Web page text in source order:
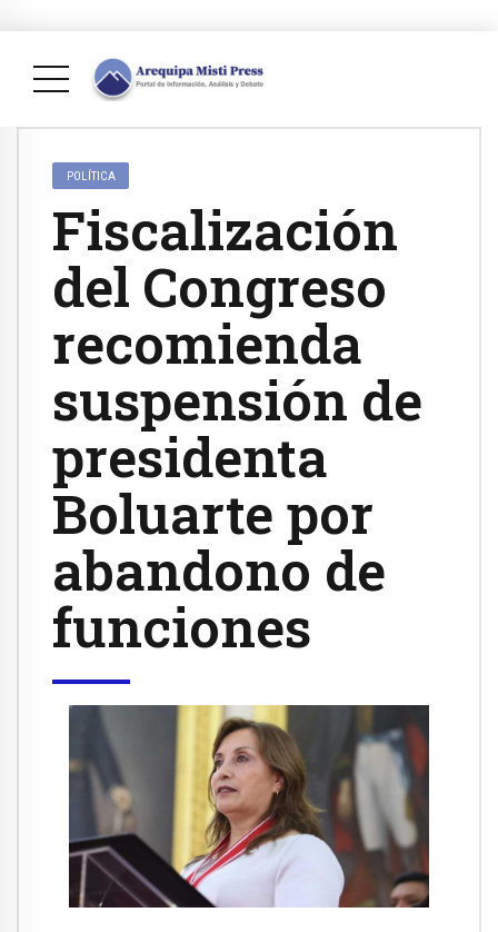
POLÍTICA
Fiscalización
del Congreso
recomienda
suspensión de
presidenta
Boluarte por
abandono de
funciones